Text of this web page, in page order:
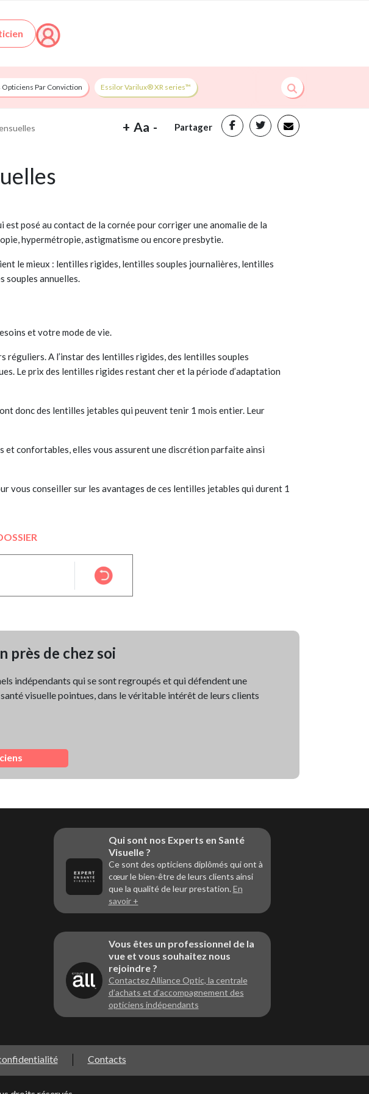
Opticiens Par Conviction Essilor Varilux® XR series™
+ Aa - Partager
posé au contact de la cornée pour corriger une anomalie de la
hypermétropie, astigmatisme ou encore presbytie.
le mieux : lentilles rigides, lentilles souples journalières, lentilles
souples annuelles.
et votre mode de vie.
A l’instar des lentilles rigides, des lentilles souples
Le prix des lentilles rigides restant cher et la période d’adaptation
donc des lentilles jetables qui peuvent tenir 1 mois entier. Leur
confortables, elles vous assurent une discrétion parfaite ainsi
conseiller sur les avantages de ces lentilles jetables qui durent 1
près de chez soi
indépendants qui se sont regroupés et qui défendent une
visuelle pointues, dans le véritable intérêt de leurs clients
Qui sont nos Experts en Santé
Visuelle ?
Ce sont des opticiens diplômés qui ont à
cœur le bien-être de leurs clients ainsi
que la qualité de leur prestation.En
savoir +
Vous êtes un professionnel de la
vue et vous souhaitez nous
rejoindre ?
Contactez Alliance Optic, la centrale
d’achats et d’accompagnement des
opticiens indépendants
Contacts